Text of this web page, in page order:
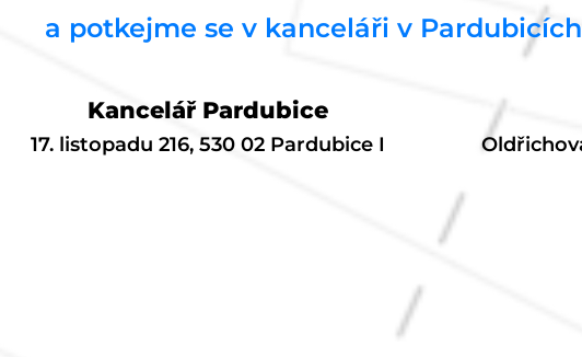
a potkejme se v kanceláři v
Kancelář Pardubice
17. listopadu 216, 530 02 Pardubice I